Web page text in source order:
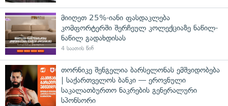
მიიღეთ 25%-იანი ფასდაკლება
კომფორტერში შერჩეულ კოლექციაზე ნაწილ-
ნაწილ გადახდისას
4 საათის წინ
თორნიკე შენგელია ბარსელონას ემშვიდობება
| საქართველოს ბანკი — ეროვნული
საკალათბურთო ნაკრების გენერალური
სპონსორი